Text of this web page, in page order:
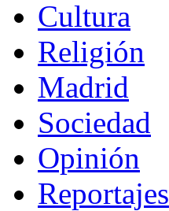
Cultura
Religión
Madrid
Sociedad
Opinión
Reportajes